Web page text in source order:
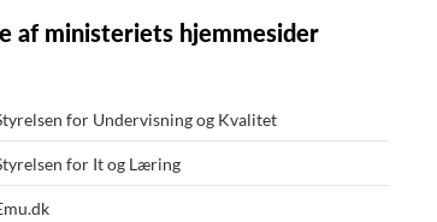
af ministeriets hjemmesider
for Undervisning og Kvalitet
for It og Læring